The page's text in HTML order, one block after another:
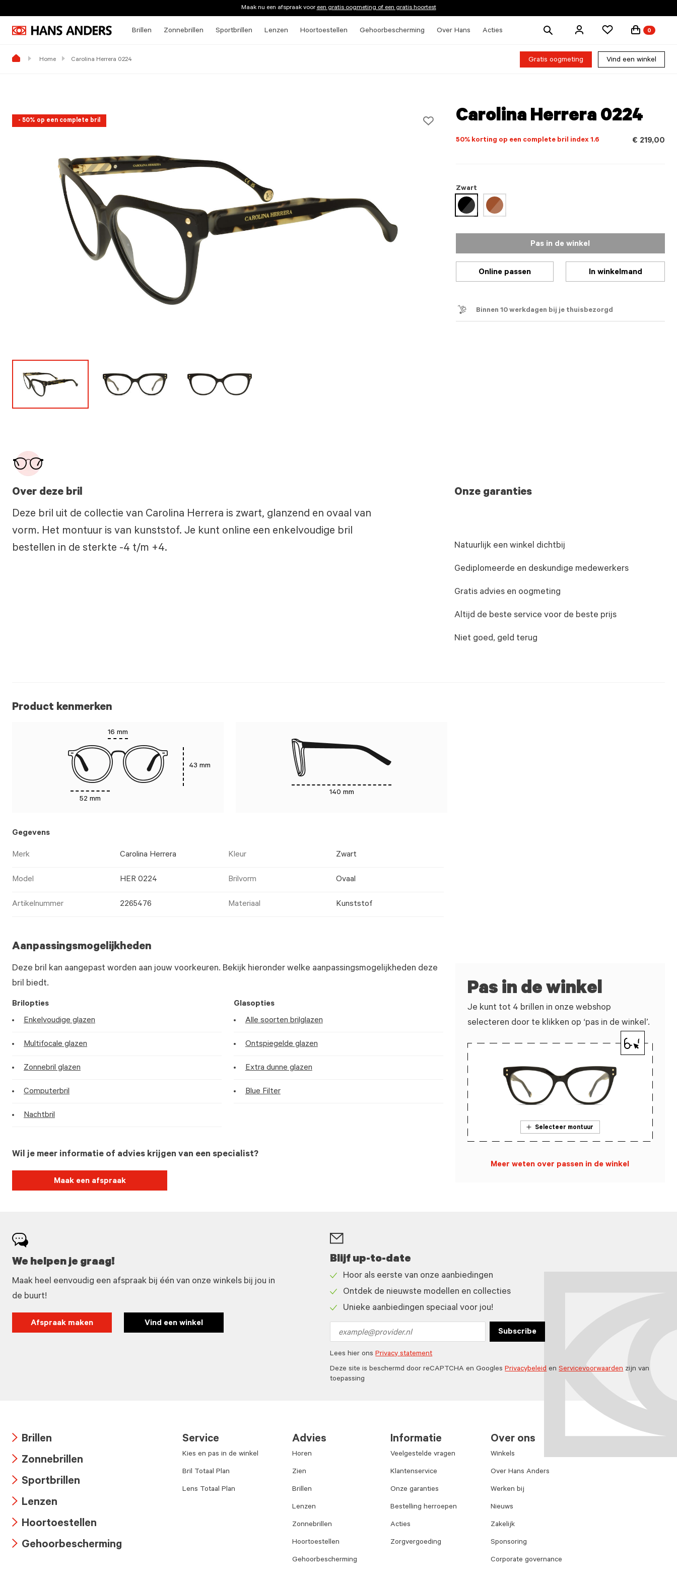
Maak nu een afspraak vooreen gratis oogmeting of een gratis hoortest
Brillen Zonnebrillen Sportbrillen Lenzen Hoortoestellen Gehoorbescherming Over Hans Acties
Zoek
0
Home Carolina Herrera 0224 Gratis oogmeting Vind een winkel
- 50% op een complete bril Carolina Herrera 0224
50% korting op een complete bril index 1.6 € 219,00
Zwart
geselecteerd
Pas in de winkel
Online passen In winkelmand
Binnen 10 werkdagen bij je thuisbezorgd
Over deze bril
Deze bril uit de collectie van Carolina Herrera is zwart, glanzend en ovaal van
vorm. Het montuur is van kunststof. Je kunt online een enkelvoudige bril
bestellen in de sterkte -4 t/m +4.
Onze garanties
Natuurlijk een winkel dichtbij
Gediplomeerde en deskundige medewerkers
Gratis advies en oogmeting
Altijd de beste service voor de beste prijs
Niet goed, geld terug
Product kenmerken
16 mm
52 mm
43 mm
140 mm
Gegevens
Merk Carolina Herrera Kleur Zwart
Model HER 0224 Brilvorm Ovaal
Artikelnummer 2265476 Materiaal Kunststof
Aanpassingsmogelijkheden
Deze bril kan aangepast worden aan jouw voorkeuren. Bekijk hieronder welke aanpassingsmogelijkheden deze
bril biedt.
Brilopties
Enkelvoudige glazen
Multifocale glazen
Zonnebril glazen
Computerbril
Nachtbril
Glasopties
Alle soorten brilglazen
Ontspiegelde glazen
Extra dunne glazen
Blue Filter
Wil je meer informatie of advies krijgen van een specialist?
Maak een afspraak
Pas in de winkel
Je kunt tot 4 brillen in onze webshop
selecteren door te klikken op ‘pas in de winkel’.
Selecteer montuur
Meer weten over passen in de winkel
We helpen je graag!
Maak heel eenvoudig een afspraak bij één van onze winkels bij jou in
de buurt!
Afspraak maken Vind een winkel
Blijf up-to-date
icon
Hoor als eerste van onze aanbiedingen
icon
Ontdek de nieuwste modellen en collecties
Unieke aanbiedingen speciaal voor jou!
address
Subscribe
Lees hier onsPrivacy statement
Deze site is beschermd door reCAPTCHA en GooglesPrivacybeleidenServicevoorwaardenzijn van
toepassing
icon
Brillen
icon
Zonnebrillen
icon
Sportbrillen
icon
Lenzen
icon
Hoortoestellen
Gehoorbescherming
Service
Kies en pas in de winkel
Bril Totaal Plan
Lens Totaal Plan
Advies
Horen
Zien
Brillen
Lenzen
Zonnebrillen
Hoortoestellen
Gehoorbescherming
Informatie
Veelgestelde vragen
Klantenservice
Onze garanties
Bestelling herroepen
Acties
Zorgvergoeding
Over ons
Winkels
Over Hans Anders
Werken bij
Nieuws
Zakelijk
Sponsoring
Corporate governance